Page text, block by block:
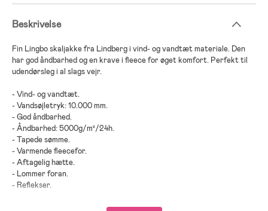
Beskrivelse
Fin Lingbo skaljakke fra Lindberg i vind- og vandtæt materiale. Den
har god åndbarhed og en krave i fleece for øget komfort. Perfekt til
udendørsleg i al slags vejr.
- Vind- og vandtæt.
- Vandsøjletryk: 10.000 mm.
- God åndbarhed.
- Åndbarhed: 5000g/m²/24h.
- Tapede sømme.
- Varmende fleecefor.
- Aftagelig hætte.
- Lommer foran.
- Reflekser.
- Testvinder 2023 ifølge den svenske forbrugerside bäst-i-test.co.